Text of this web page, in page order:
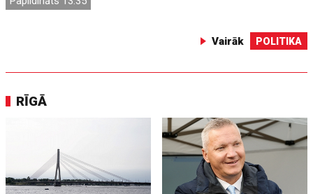
Vairāk POLITIKA
RĪGĀ